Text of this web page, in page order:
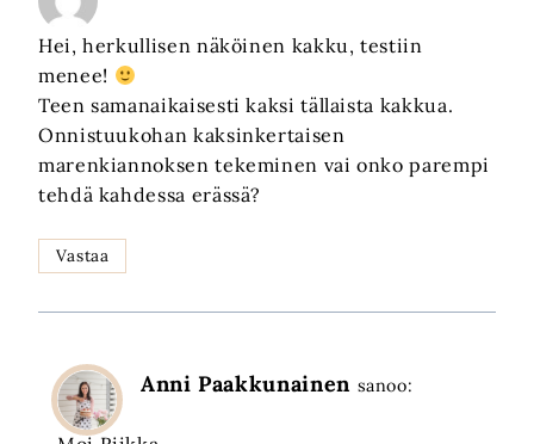
Hei, herkullisen näköinen kakku, testiin
menee!
Teen samanaikaisesti kaksi tällaista kakkua.
Onnistuukohan kaksinkertaisen
marenkiannoksen tekeminen vai onko parempi
tehdä kahdessa erässä?
Vastaa
Anni Paakkunainen sanoo: